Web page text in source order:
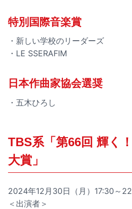
特別国際音楽賞
・新しい学校のリーダーズ
・LE SSERAFIM
日本作曲家協会選奨
・五木ひろし
TBS系「第66回 輝く
大賞」
2024年12月30日（月）17:30～
＜出演者＞